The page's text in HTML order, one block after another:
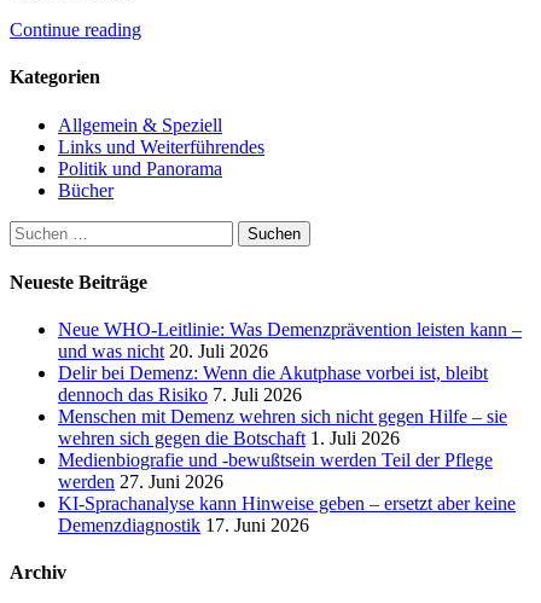
Continue reading
Kategorien
Allgemein & Speziell
Links und Weiterführendes
Politik und Panorama
Bücher
Suchen
nach:
Neueste Beiträge
Neue WHO-Leitlinie: Was Demenzprävention leisten kann –
und was nicht 20. Juli 2026
Delir bei Demenz: Wenn die Akutphase vorbei ist, bleibt
dennoch das Risiko 7. Juli 2026
Menschen mit Demenz wehren sich nicht gegen Hilfe – sie
wehren sich gegen die Botschaft 1. Juli 2026
Medienbiografie und -bewußtsein werden Teil der Pflege
werden 27. Juni 2026
KI-Sprachanalyse kann Hinweise geben – ersetzt aber keine
Demenzdiagnostik 17. Juni 2026
Archiv